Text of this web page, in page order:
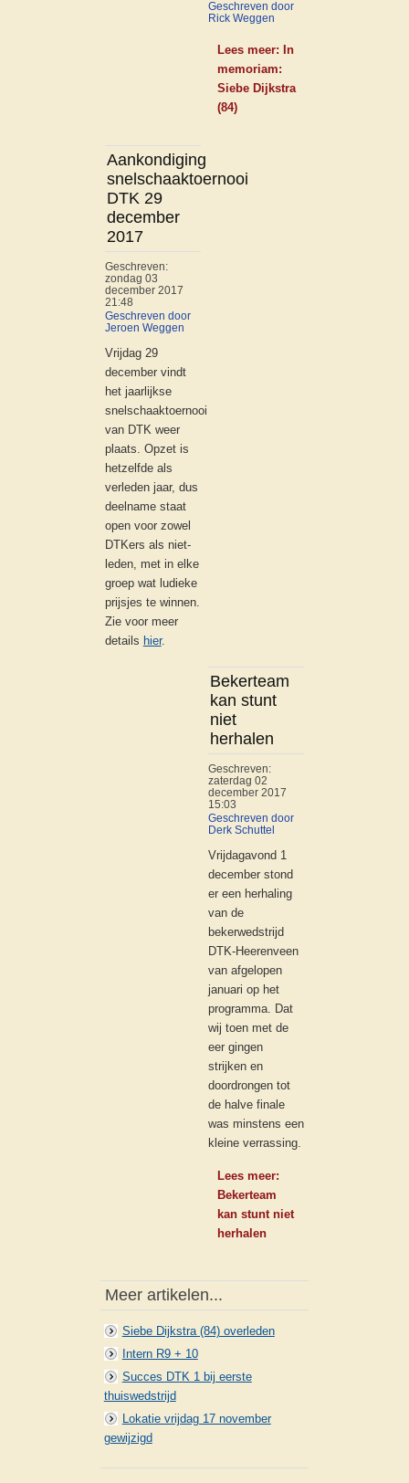
Geschreven door
Rick Weggen
Lees meer: In
memoriam:
Siebe Dijkstra
(84)
Aankondiging
snelschaaktoernooi
DTK 29
december
2017
Geschreven:
zondag 03
december 2017
21:48
Geschreven door
Jeroen Weggen
Vrijdag 29
december vindt
het jaarlijkse
snelschaaktoernooi
van DTK weer
plaats. Opzet is
hetzelfde als
verleden jaar, dus
deelname staat
open voor zowel
DTKers als niet-
leden, met in elke
groep wat ludieke
prijsjes te winnen.
Zie voor meer
details hier.
Bekerteam
kan stunt
niet
herhalen
Geschreven:
zaterdag 02
december 2017
15:03
Geschreven door
Derk Schuttel
Vrijdagavond 1
december stond
er een herhaling
van de
bekerwedstrijd
DTK-Heerenveen
van afgelopen
januari op het
programma. Dat
wij toen met de
eer gingen
strijken en
doordrongen tot
de halve finale
was minstens een
kleine verrassing.
Lees meer:
Bekerteam
kan stunt niet
herhalen
Meer artikelen...
Siebe Dijkstra (84) overleden
Intern R9 + 10
Succes DTK 1 bij eerste
thuiswedstrijd
Lokatie vrijdag 17 november
gewijzigd